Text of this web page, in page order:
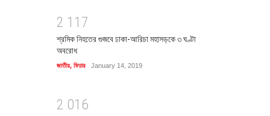
2 1 1 7
শ্রমিক নিহতের গুজবে ঢাকা-আরিচা মহাসড়কে ৩ ঘণ্টা
অবরোধ
জাতীয়, ফিচার January 14, 2019
2 01 6